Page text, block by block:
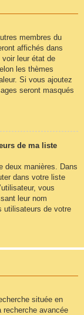
membres du
affichés dans
voir leur état de
les thèmes
Si vous ajoutez
seront masqués
de ma liste
deux manières. Dans
dans votre liste
vous
leur nom
utilisateurs de votre
située en
recherche avancée